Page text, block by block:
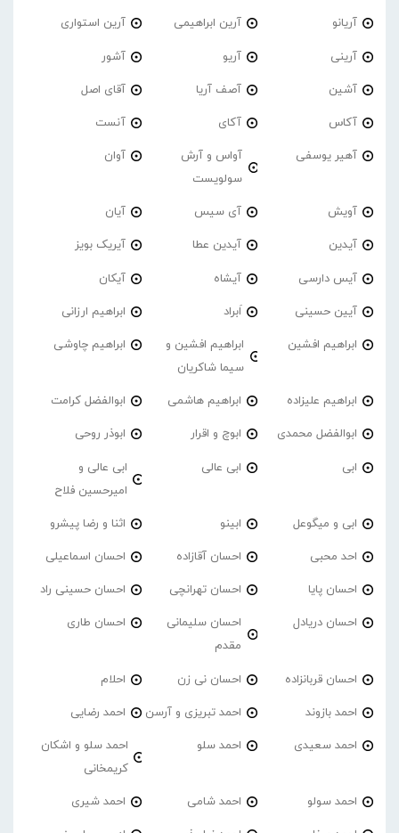
آریانو آرین ابراهیمی آرین استواری
آرینی آریو آشور
آشین آصف آریا آقای اصل
آکاس آکای آنست
آهیر یوسفی
آواس و آرش
سولویست
آوان
آویش آی سیس آیان
آیدین آیدین عطا آیریک بویز
آیس دارسی آیشاه آیکان
آیین حسینی اَبراد ابراهیم ارزانی
ابراهیم افشین
ابراهیم افشین و
سیما شاکریان
ابراهیم چاوشی
ابراهیم علیزاده ابراهیم هاشمی ابوالفضل کرامت
ابوالفضل محمدی ابوچ و اقرار ابوذر روحی
ابی ابی عالی
ابی عالی و
امیرحسین فلاح
ابی و میگوعل ابینو اثنا و رضا پیشرو
احد محبی احسان آقازاده احسان اسماعیلی
احسان پایا احسان تهرانچی احسان حسینی راد
احسان دریادل
احسان سلیمانی
مقدم
احسان طاری
احسان قربانزاده احسان نی زن احلام
احمد بازوند احمد تبریزی و آرسن احمد‌ رضایی
احمد سعیدی احمد سلو
احمد سلو و اشکان
کریمخانی
احمد سولو احمد شامی احمد شیری